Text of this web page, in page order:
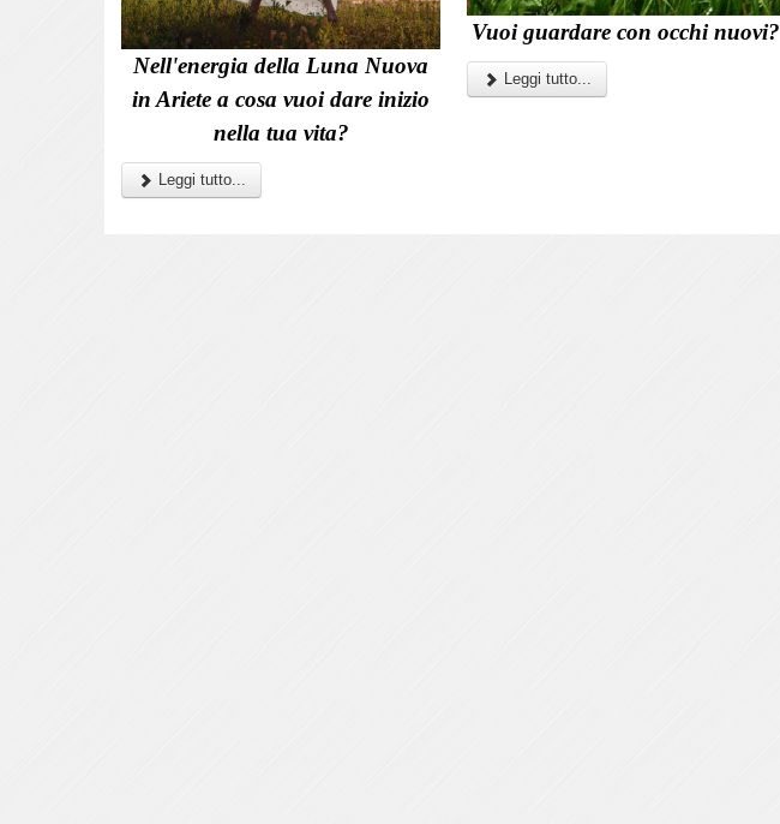
Nell'energia della Luna Nuova
in Ariete a cosa vuoi dare inizio
nella tua vita?
Leggi tutto...
Vuoi guardare con occhi nuovi?
Leggi tutto...